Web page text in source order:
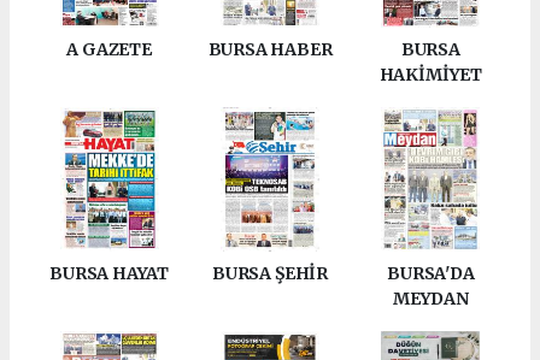
A GAZETE BURSA HABER
BURSA
HAKİMİYET
BURSA HAYAT BURSA ŞEHİR
BURSA'DA
MEYDAN